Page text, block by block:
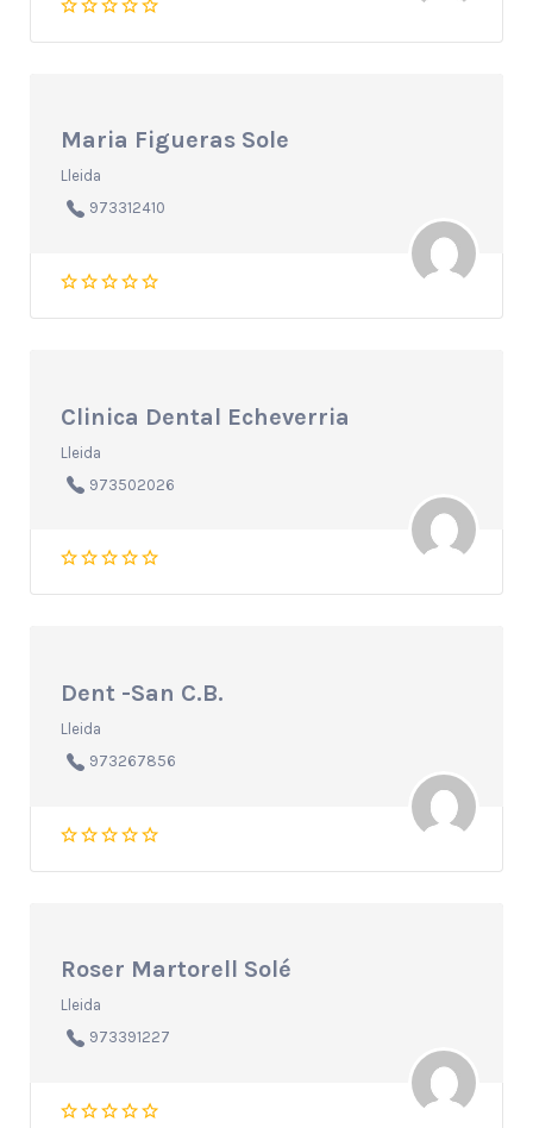
Maria Figueras Sole
Lleida
973312410
Clinica Dental Echeverria
Lleida
973502026
Dent -San C.B.
Lleida
973267856
Roser Martorell Solé
Lleida
973391227